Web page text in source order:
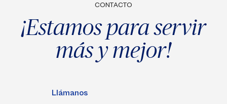
CONTACTO
¡Estamos para servir
más y mejor!
Llámanos